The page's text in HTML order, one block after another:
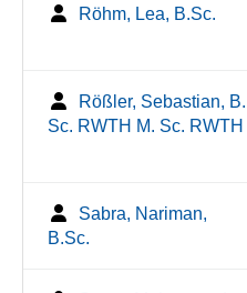
Röhm, Lea, B.Sc.
Rößler, Sebastian, B.
Sc. RWTH M. Sc. RWTH
Sabra, Nariman,
B.Sc.